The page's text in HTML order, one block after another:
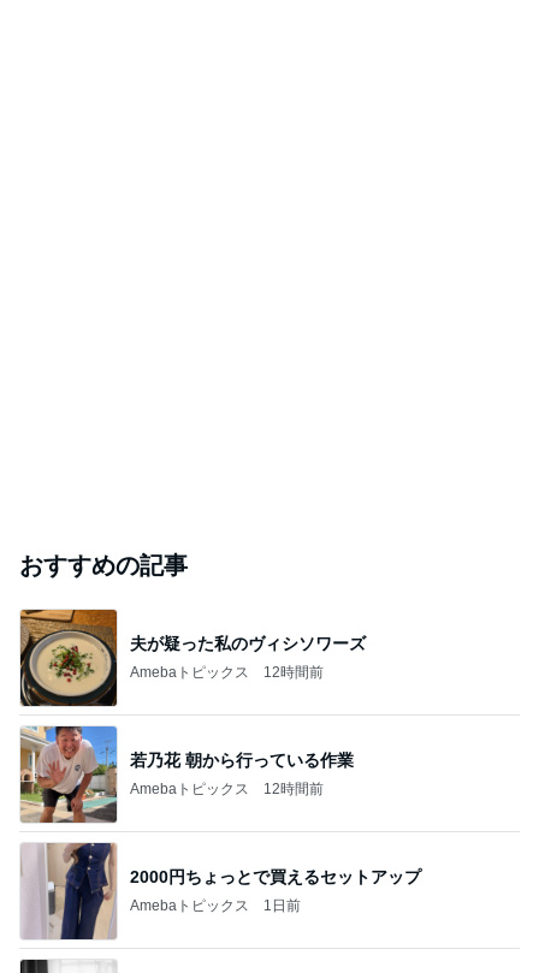
おすすめの記事
夫が疑った私のヴィシソワーズ
Amebaトピックス 12時間前
若乃花 朝から行っている作業
Amebaトピックス 12時間前
2000円ちょっとで買えるセットアップ
Amebaトピックス 1日前